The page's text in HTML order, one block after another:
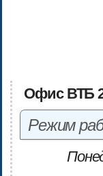
Офис ВТБ
Режим